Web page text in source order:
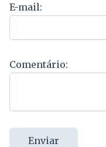
E-mail:
Comentário:
Enviar